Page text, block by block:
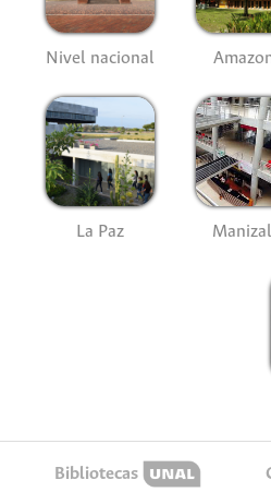
Nivel nacional
La Paz
Bibliotecas